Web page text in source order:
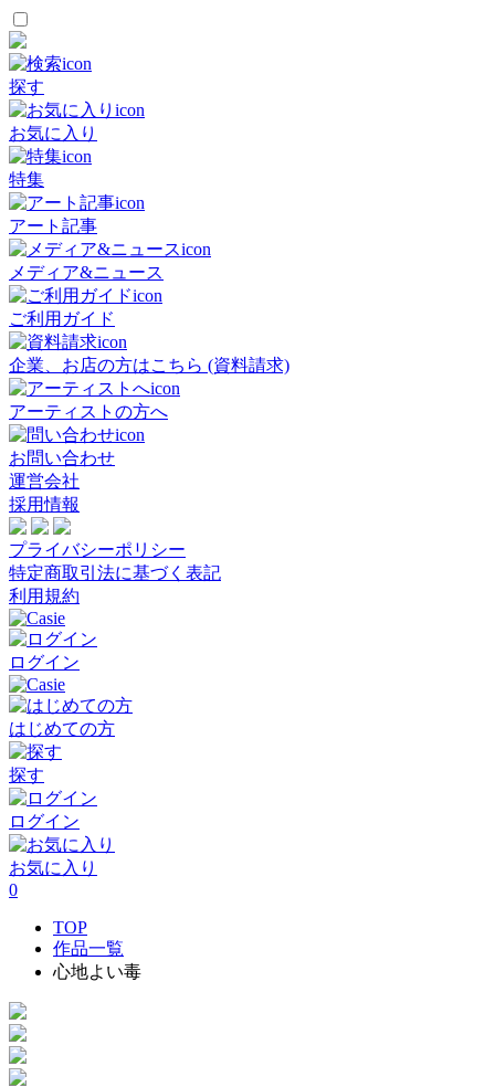
探す
お気に入り
特集
アート記事
メディア&ニュース
ご利用ガイド
企業、お店の方はこちら (資料請求)
アーティストの方へ
お問い合わせ
運営会社
採用情報
プライバシーポリシー
特定商取引法に基づく表記
利用規約
ログイン
はじめての方
探す
ログイン
お気に入り
0
TOP
作品一覧
心地よい毒